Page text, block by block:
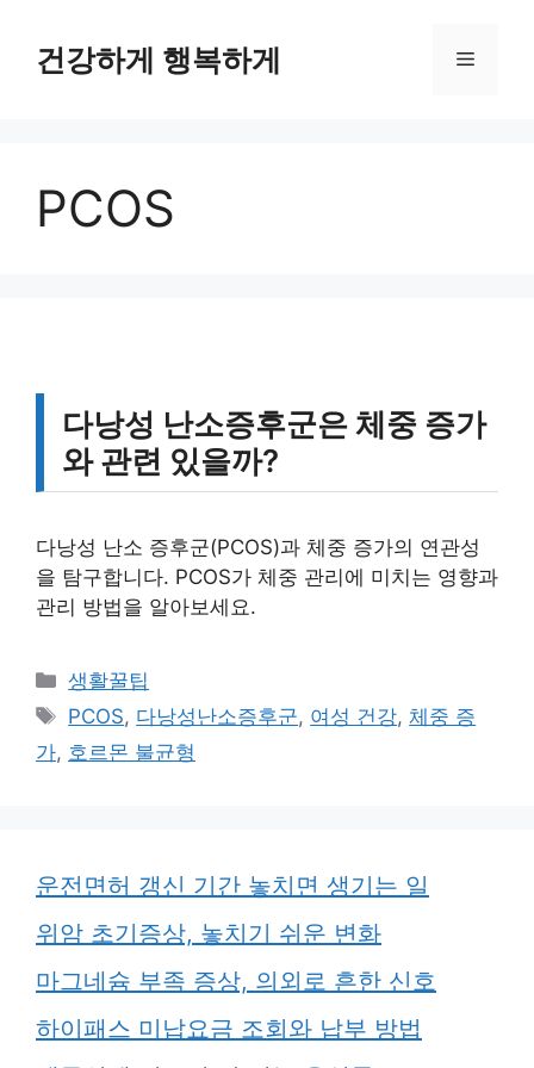
건강하게 행복하게 메
PCOS
다낭성 난소증후군은 체중 증가
와 관련 있을까?
다낭성 난소 증후군(PCOS)과 체중 증가의 연관성
을 탐구합니다. PCOS가 체중 관리에 미치는 영향과
관리 방법을 알아보세요.
카
테
리
생활꿀팁
태
그
PCOS, 다낭성난소증후군, 여성 건강,체중 증
가, 호르몬 불균형
운전면허 갱신 기간 놓치면 생기는 일
위암 초기증상, 놓치기 쉬운 변화
마그네슘 부족 증상, 의외로 흔한 신호
하이패스 미납요금 조회와 납부 방법